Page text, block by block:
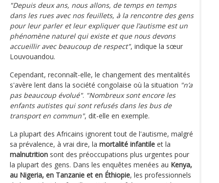
"Depuis deux ans, nous allons, de temps en temps
dans les rues avec nos feuillets, à la rencontre des gens
pour leur parler et leur expliquer que l’autisme est un
phénomène naturel qui existe et que nous devons
accueillir avec beaucoup de respect", indique la sœur
Louvouandou.
Cependant, reconnaît-elle, le changement des mentalités
s'avère lent dans la société congolaise où la situation "n’a
pas beaucoup évolué". "Nombreux sont encore les
enfants autistes qui sont refusés dans les bus de
transport en commun", dit-elle en exemple.
La plupart des Africains ignorent tout de l'autisme, malgré
sa prévalence, à vrai dire, la mortalité infantile et la
malnutrition sont des préoccupations plus urgentes pour
la plupart des gens. Dans les enquêtes menées au Kenya,
au Nigeria, en Tanzanie et en Éthiopie, les professionnels